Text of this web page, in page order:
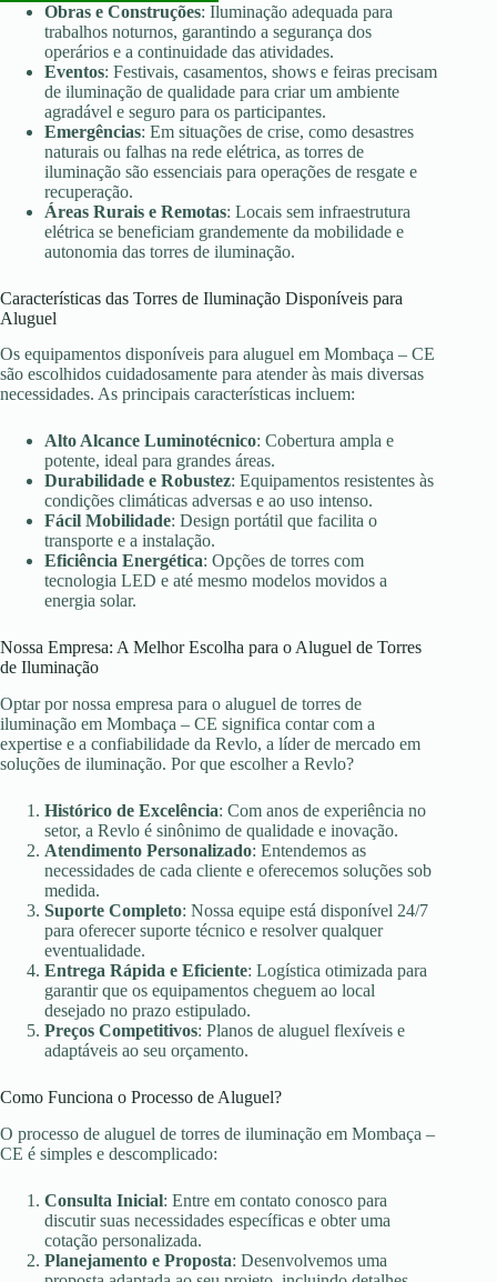
Obras e Construções: Iluminação adequada para
trabalhos noturnos, garantindo a segurança dos
operários e a continuidade das atividades.
Eventos: Festivais, casamentos, shows e feiras precisam
de iluminação de qualidade para criar um ambiente
agradável e seguro para os participantes.
Emergências: Em situações de crise, como desastres
naturais ou falhas na rede elétrica, as torres de
iluminação são essenciais para operações de resgate e
recuperação.
Áreas Rurais e Remotas: Locais sem infraestrutura
elétrica se beneficiam grandemente da mobilidade e
autonomia das torres de iluminação.
Características das Torres de Iluminação Disponíveis para
Aluguel
Os equipamentos disponíveis para aluguel em Mombaça – CE
são escolhidos cuidadosamente para atender às mais diversas
necessidades. As principais características incluem:
Alto Alcance Luminotécnico: Cobertura ampla e
potente, ideal para grandes áreas.
Durabilidade e Robustez: Equipamentos resistentes às
condições climáticas adversas e ao uso intenso.
Fácil Mobilidade: Design portátil que facilita o
transporte e a instalação.
Eficiência Energética: Opções de torres com
tecnologia LED e até mesmo modelos movidos a
energia solar.
Nossa Empresa: A Melhor Escolha para o Aluguel de Torres
de Iluminação
Optar por nossa empresa para o aluguel de torres de
iluminação em Mombaça – CE significa contar com a
expertise e a confiabilidade da Revlo, a líder de mercado em
soluções de iluminação. Por que escolher a Revlo?
Histórico de Excelência: Com anos de experiência no
setor, a Revlo é sinônimo de qualidade e inovação.
Atendimento Personalizado: Entendemos as
necessidades de cada cliente e oferecemos soluções sob
medida.
Suporte Completo: Nossa equipe está disponível 24/7
para oferecer suporte técnico e resolver qualquer
eventualidade.
Entrega Rápida e Eficiente: Logística otimizada para
garantir que os equipamentos cheguem ao local
desejado no prazo estipulado.
Preços Competitivos: Planos de aluguel flexíveis e
adaptáveis ao seu orçamento.
Como Funciona o Processo de Aluguel?
O processo de aluguel de torres de iluminação em Mombaça –
CE é simples e descomplicado:
Consulta Inicial: Entre em contato conosco para
discutir suas necessidades específicas e obter uma
cotação personalizada.
Planejamento e Proposta: Desenvolvemos uma